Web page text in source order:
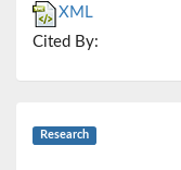
XML
Cited By:
Research